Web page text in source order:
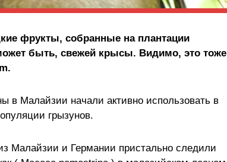
фрукты, собранные на плантации
быть, свежей крысы. Видимо, это тоже
в Малайзии начали активно использовать в
грызунов.
Малайзии и Германии пристально следили